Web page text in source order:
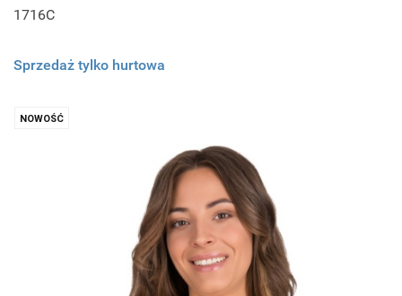
1716C
Sprzedaż tylko hurtowa
NOWOŚĆ